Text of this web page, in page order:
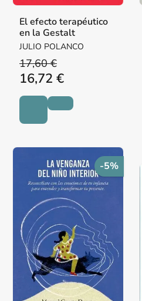
El efecto terapéutico
en la Gestalt
JULIO POLANCO
17,60 €
16,72 €
-5%